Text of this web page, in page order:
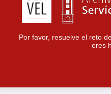
Por favor, resuelve el reto
eres